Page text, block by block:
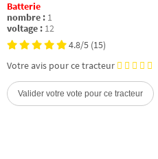
Batterie
nombre : 1
voltage : 12
4.8/5 (15)
Votre avis pour ce tracteur